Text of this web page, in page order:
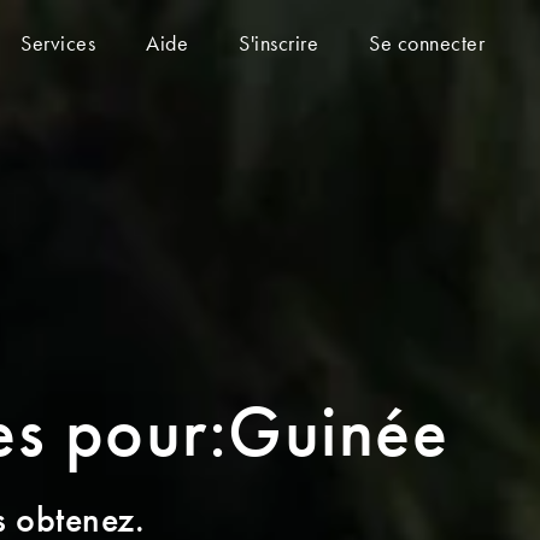
Services Aide S'inscrire Se connecter
pour:Guinée
obtenez.